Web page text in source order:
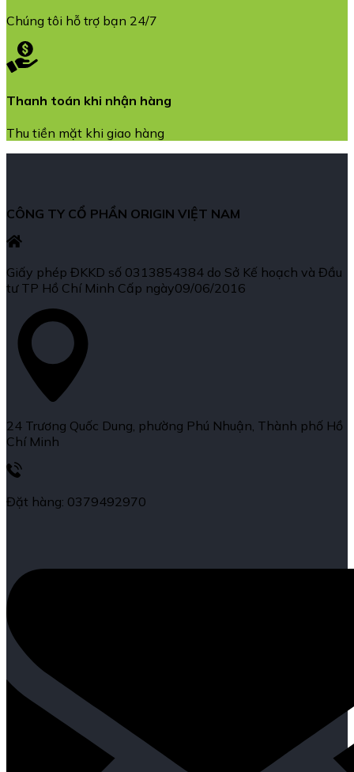
Chúng tôi hỗ trợ bạn 24/7
Thanh toán khi nhận hàng
Thu tiền mặt khi giao hàng
CÔNG TY CỔ PHẦN ORIGIN VIỆT NAM
Giấy phép ĐKKD số 0313854384 do Sở Kế hoạch và Đầu
tư TP Hồ Chí Minh Cấp ngày09/06/2016
24 Trương Quốc Dung, phường Phú Nhuận, Thành phố Hồ
Chí Minh
Đặt hàng: 0379492970